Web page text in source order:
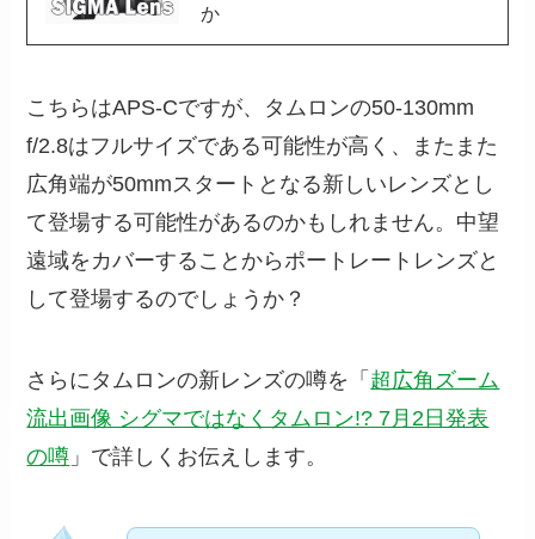
か
こちらはAPS-Cですが、タムロンの50-130mm
f/2.8はフルサイズである可能性が高く、またまた
広角端が50mmスタートとなる新しいレンズとし
て登場する可能性があるのかもしれません。中望
遠域をカバーすることからポートレートレンズと
して登場するのでしょうか？
さらにタムロンの新レンズの噂を「 超広角ズーム
流出画像 シグマではなくタムロン!? 7月2日発表
の噂 」で詳しくお伝えします。